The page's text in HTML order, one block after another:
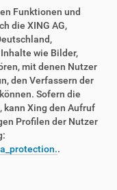
Funktionen und
die XING AG,
wie Bilder,
mit denen Nutzer
den Verfassern der
Sofern die
Xing den Aufruf
Profilen der Nutzer
.